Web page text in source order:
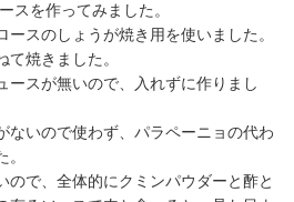
スを作ってみました。
スのしょうが焼き用を使いました。
焼きました。
ースが無いので、入れずに作りまし
ないので使わず、パラペーニョの代わ
ので、全体的にクミンパウダーと酢と